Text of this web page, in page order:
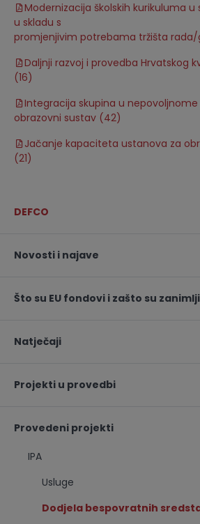
Modernizacija školskih kurikuluma
u skladu s
promjenjivim potrebama tržišta
Daljnji razvoj i provedba Hrvatskog
(16)
Integracija skupina u
obrazovni sustav (42)
Jačanje kapaciteta ustanova za
(21)
DEFCO
Novosti i najave
Što su EU fondovi i zašto su
Natječaji
Projekti u provedbi
Provedeni projekti
IPA
Usluge
Dodjela bespovratnih